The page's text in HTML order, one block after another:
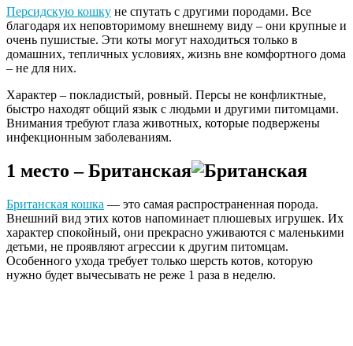
Персидскую кошку не спутать с другими породами. Все
благодаря их неповторимому внешнему виду – они крупные и
очень пушистые. Эти коты могут находиться только в
домашних, тепличных условиях, жизнь вне комфортного дома
– не для них.
Характер – покладистый, ровный. Персы не конфликтные,
быстро находят общий язык с людьми и другими питомцами.
Внимания требуют глаза животных, которые подвержены
инфекционным заболеваниям.
1 место – Британская
Британская кошка — это самая распространенная порода.
Внешний вид этих котов напоминает плюшевых игрушек. Их
характер спокойный, они прекрасно уживаются с маленькими
детьми, не проявляют агрессии к другим питомцам.
Особенного ухода требует только шерсть котов, которую
нужно будет вычесывать не реже 1 раза в неделю.